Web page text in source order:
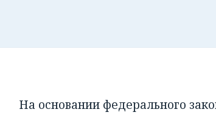
На основании федерального